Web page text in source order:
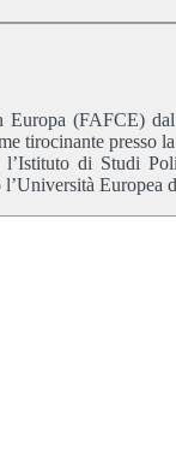
(FAFCE)
tirocinante presso
di Studi
Europea